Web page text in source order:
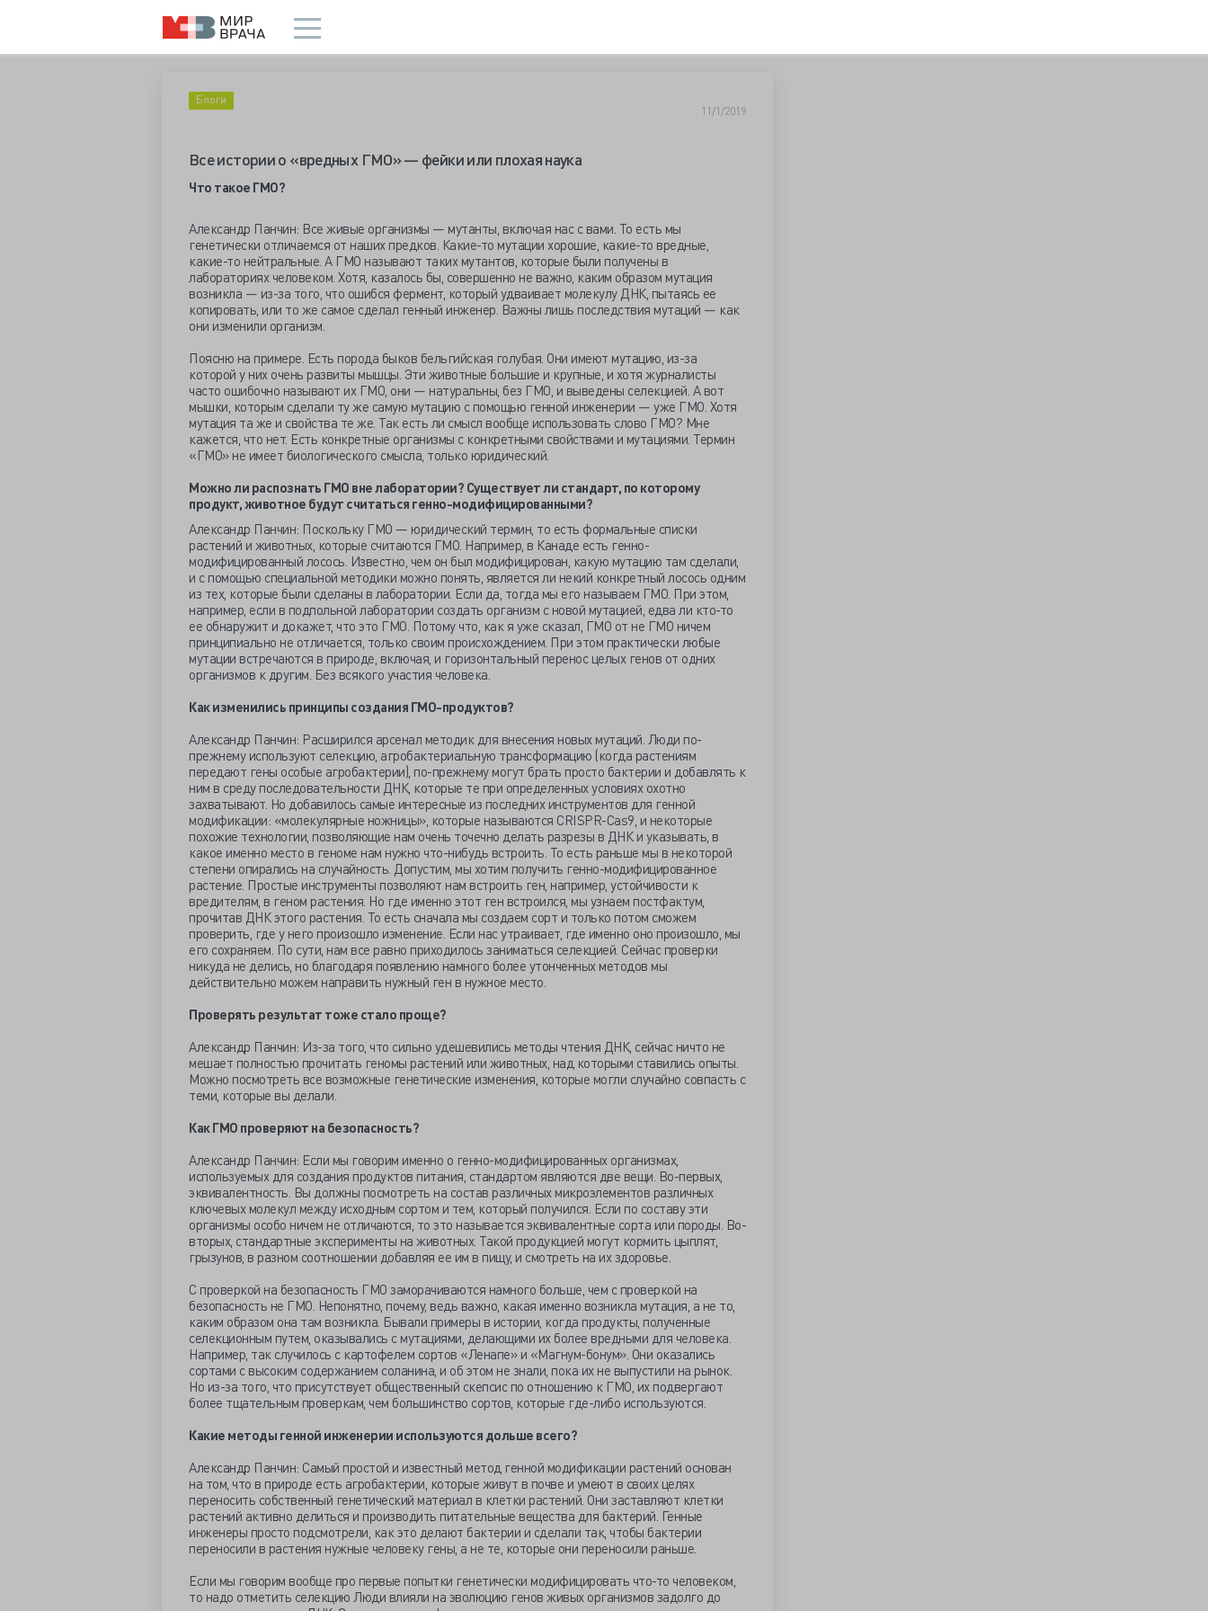
Блоги
11/1/2019
Все истории о «вредных ГМО» — фейки или плохая наука
Что такое ГМО?
Александр Панчин: Все живые организмы — мутанты, включая нас с вами. То есть мы
генетически отличаемся от наших предков. Какие-то мутации хорошие, какие-то вредные,
какие-то нейтральные. А ГМО называют таких мутантов, которые были получены в
лабораториях человеком. Хотя, казалось бы, совершенно не важно, каким образом мутация
возникла — из-за того, что ошибся фермент, который удваивает молекулу ДНК, пытаясь ее
копировать, или то же самое сделал генный инженер. Важны лишь последствия мутаций — как
они изменили организм.
Поясню на примере. Есть порода быков бельгийская голубая. Они имеют мутацию, из-за
которой у них очень развиты мышцы. Эти животные большие и крупные, и хотя журналисты
часто ошибочно называют их ГМО, они — натуральны, без ГМО, и выведены селекцией. А вот
мышки, которым сделали ту же самую мутацию с помощью генной инженерии — уже ГМО. Хотя
мутация та же и свойства те же. Так есть ли смысл вообще использовать слово ГМО? Мне
кажется, что нет. Есть конкретные организмы с конкретными свойствами и мутациями. Термин
«ГМО» не имеет биологического смысла, только юридический.
Можно ли распознать ГМО вне лаборатории? Существует ли стандарт, по которому
продукт, животное будут считаться генно-модифицированными?
Александр Панчин: Поскольку ГМО — юридический термин, то есть формальные списки
растений и животных, которые считаются ГМО. Например, в Канаде есть генно-
модифицированный лосось. Известно, чем он был модифицирован, какую мутацию там сделали,
и с помощью специальной методики можно понять, является ли некий конкретный лосось одним
из тех, которые были сделаны в лаборатории. Если да, тогда мы его называем ГМО. При этом,
например, если в подпольной лаборатории создать организм с новой мутацией, едва ли кто-то
ее обнаружит и докажет, что это ГМО. Потому что, как я уже сказал, ГМО от не ГМО ничем
принципиально не отличается, только своим происхождением. При этом практически любые
мутации встречаются в природе, включая, и горизонтальный перенос целых генов от одних
организмов к другим. Без всякого участия человека.
Как изменились принципы создания ГМО-продуктов?
Александр Панчин: Расширился арсенал методик для внесения новых мутаций. Люди по-
прежнему используют селекцию, агробактериальную трансформацию (когда растениям
передают гены особые агробактерии), по-прежнему могут брать просто бактерии и добавлять к
ним в среду последовательности ДНК, которые те при определенных условиях охотно
захватывают. Но добавилось самые интересные из последних инструментов для генной
модификации: «молекулярные ножницы», которые называются CRISPR-Cas9, и некоторые
похожие технологии, позволяющие нам очень точечно делать разрезы в ДНК и указывать, в
какое именно место в геноме нам нужно что-нибудь встроить. То есть раньше мы в некоторой
степени опирались на случайность. Допустим, мы хотим получить генно-модифицированное
растение. Простые инструменты позволяют нам встроить ген, например, устойчивости к
вредителям, в геном растения. Но где именно этот ген встроился, мы узнаем постфактум,
прочитав ДНК этого растения. То есть сначала мы создаем сорт и только потом сможем
проверить, где у него произошло изменение. Если нас утраивает, где именно оно произошло, мы
его сохраняем. По сути, нам все равно приходилось заниматься селекцией. Сейчас проверки
никуда не делись, но благодаря появлению намного более утонченных методов мы
действительно можем направить нужный ген в нужное место.
Проверять результат тоже стало проще?
Александр Панчин: Из-за того, что сильно удешевились методы чтения ДНК, сейчас ничто не
мешает полностью прочитать геномы растений или животных, над которыми ставились опыты.
Можно посмотреть все возможные генетические изменения, которые могли случайно совпасть с
теми, которые вы делали.
Как ГМО проверяют на безопасность?
Александр Панчин: Если мы говорим именно о генно-модифицированных организмах,
используемых для создания продуктов питания, стандартом являются две вещи. Во-первых,
эквивалентность. Вы должны посмотреть на состав различных микроэлементов различных
ключевых молекул между исходным сортом и тем, который получился. Если по составу эти
организмы особо ничем не отличаются, то это называется эквивалентные сорта или породы. Во-
вторых, стандартные эксперименты на животных. Такой продукцией могут кормить цыплят,
грызунов, в разном соотношении добавляя ее им в пищу, и смотреть на их здоровье.
С проверкой на безопасность ГМО заморачиваются намного больше, чем с проверкой на
безопасность не ГМО. Непонятно, почему, ведь важно, какая именно возникла мутация, а не то,
каким образом она там возникла. Бывали примеры в истории, когда продукты, полученные
селекционным путем, оказывались с мутациями, делающими их более вредными для человека.
Например, так случилось с картофелем сортов «Ленапе» и «Магнум-бонум». Они оказались
сортами с высоким содержанием соланина, и об этом не знали, пока их не выпустили на рынок.
Но из-за того, что присутствует общественный скепсис по отношению к ГМО, их подвергают
более тщательным проверкам, чем большинство сортов, которые где-либо используются.
Какие методы генной инженерии используются дольше всего?
Александр Панчин: Самый простой и известный метод генной модификации растений основан
на том, что в природе есть агробактерии, которые живут в почве и умеют в своих целях
переносить собственный генетический материал в клетки растений. Они заставляют клетки
растений активно делиться и производить питательные вещества для бактерий. Генные
инженеры просто подсмотрели, как это делают бактерии и сделали так, чтобы бактерии
переносили в растения нужные человеку гены, а не те, которые они переносили раньше.
Если мы говорим вообще про первые попытки генетически модифицировать что-то человеком,
то надо отметить селекцию Люди влияли на эволюцию генов живых организмов задолго до